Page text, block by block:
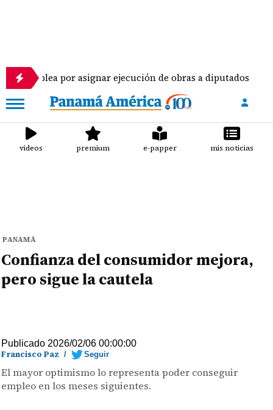
asignar ejecución de obras a diputados
videos premium e-papper mis noticias
PANAMÁ
Confianza del consumidor mejora,
pero sigue la cautela
Publicado 2026/02/06 00:00:00
Francisco Paz / Seguir
El mayor optimismo lo representa poder conseguir
empleo en los meses siguientes.